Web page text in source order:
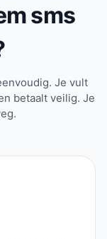
sms
Je vult
betaalt veilig. Je